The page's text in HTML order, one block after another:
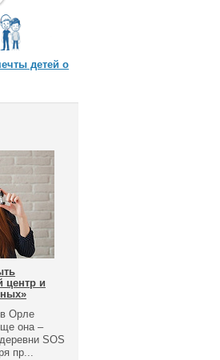
детей о
центр и
Орле
она –
SOS
пр...